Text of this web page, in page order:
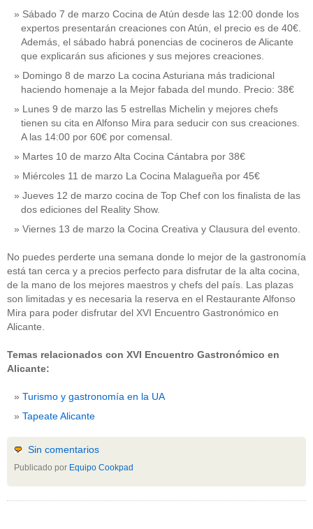
Sábado 7 de marzo Cocina de Atún desde las 12:00 donde los
expertos presentarán creaciones con Atún, el precio es de 40€.
Además, el sábado habrá ponencias de cocineros de Alicante
que explicarán sus aficiones y sus mejores creaciones.
Domingo 8 de marzo La cocina Asturiana más tradicional
haciendo homenaje a la Mejor fabada del mundo. Precio: 38€
Lunes 9 de marzo las 5 estrellas Michelin y mejores chefs
tienen su cita en Alfonso Mira para seducir con sus creaciones.
A las 14:00 por 60€ por comensal.
Martes 10 de marzo Alta Cocina Cántabra por 38€
Miércoles 11 de marzo La Cocina Malagueña por 45€
Jueves 12 de marzo cocina de Top Chef con los finalista de las
dos ediciones del Reality Show.
Viernes 13 de marzo la Cocina Creativa y Clausura del evento.
No puedes perderte una semana donde lo mejor de la gastronomía
está tan cerca y a precios perfecto para disfrutar de la alta cocina,
de la mano de los mejores maestros y chefs del país. Las plazas
son limitadas y es necesaria la reserva en el Restaurante Alfonso
Mira para poder disfrutar del XVI Encuentro Gastronómico en
Alicante.
Temas relacionados con XVI Encuentro Gastronómico en
Alicante:
Turismo y gastronomía en la UA
Tapeate Alicante
Sin comentarios
Publicado por Equipo Cookpad